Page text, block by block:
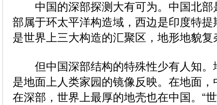
中国的深部探测大有可为。中国北部
部属于环太平洋构造域，西边是印度特
是世界上三大构造的汇聚区，地形地貌复
但中国深部结构的特殊性少有人知。
是地面上人类家园的镜像反映。在地面
在深部，世界上最厚的地壳也在中国。“